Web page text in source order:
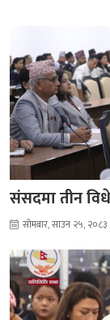
संसदमा तीन
सोमबार, साउन २५, २०८३